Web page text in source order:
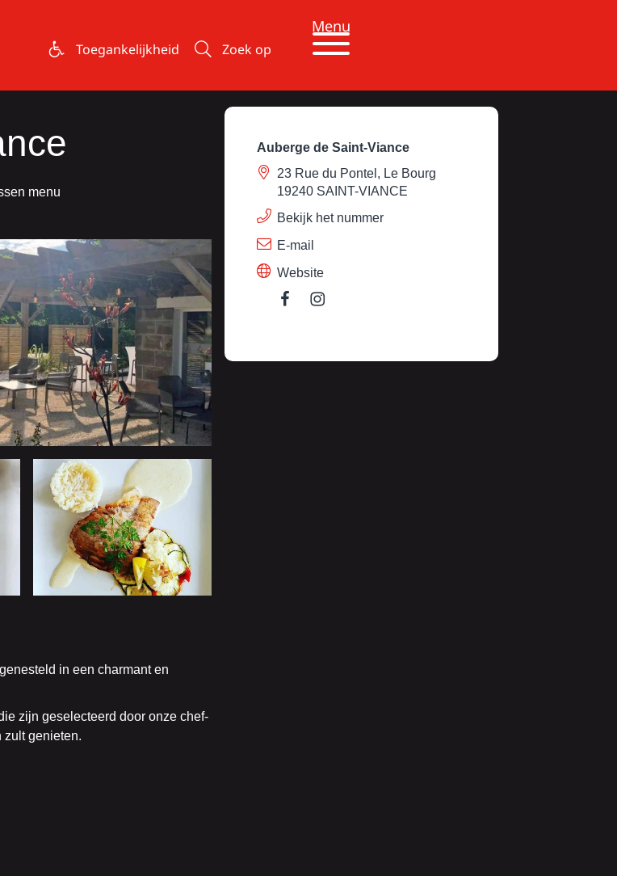
Toegankelijkheid Zoek op
Menu
menu
in een charmant en
zijn geselecteerd door onze chef-
zult genieten.
Auberge de Saint-Viance
23 Rue du Pontel, Le Bourg
19240 SAINT-VIANCE
Bekijk het nummer
E-mail
Website